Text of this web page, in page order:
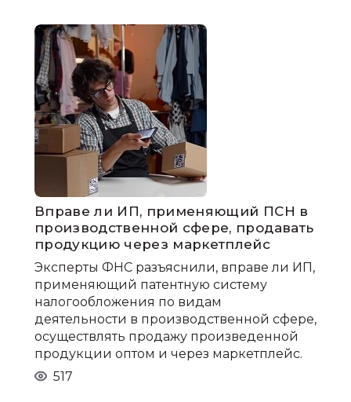
Вправе ли ИП, применяющий ПСН в
производственной сфере, продавать
продукцию через маркетплейс
Эксперты ФНС разъяснили, вправе ли ИП,
применяющий патентную систему
налогообложения по видам
деятельности в производственной сфере,
осуществлять продажу произведенной
продукции оптом и через маркетплейс.
517